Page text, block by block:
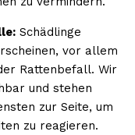
Schädlinge
vor allem
Rattenbefall. Wir
und stehen
zur Seite, um
zu reagieren.